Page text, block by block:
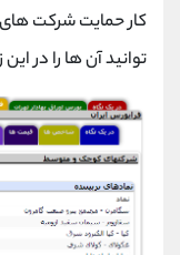
کار حمایت شرکت
توانید آن ها را در